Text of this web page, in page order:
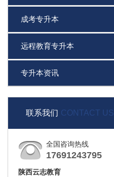
成考专升本
远程教育专升本
专升本资讯
联系我们 CONTACT US
全国咨询热线
17691243795
陕西云志教育